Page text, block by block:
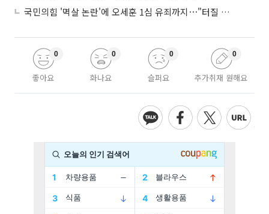
국민의힘 '멱살 논란'에 오세훈 1심 유죄까지⋯"터질 게 터졌다"
좋아요
0
화나요
0
슬퍼요
0
추가취재 원해요
0